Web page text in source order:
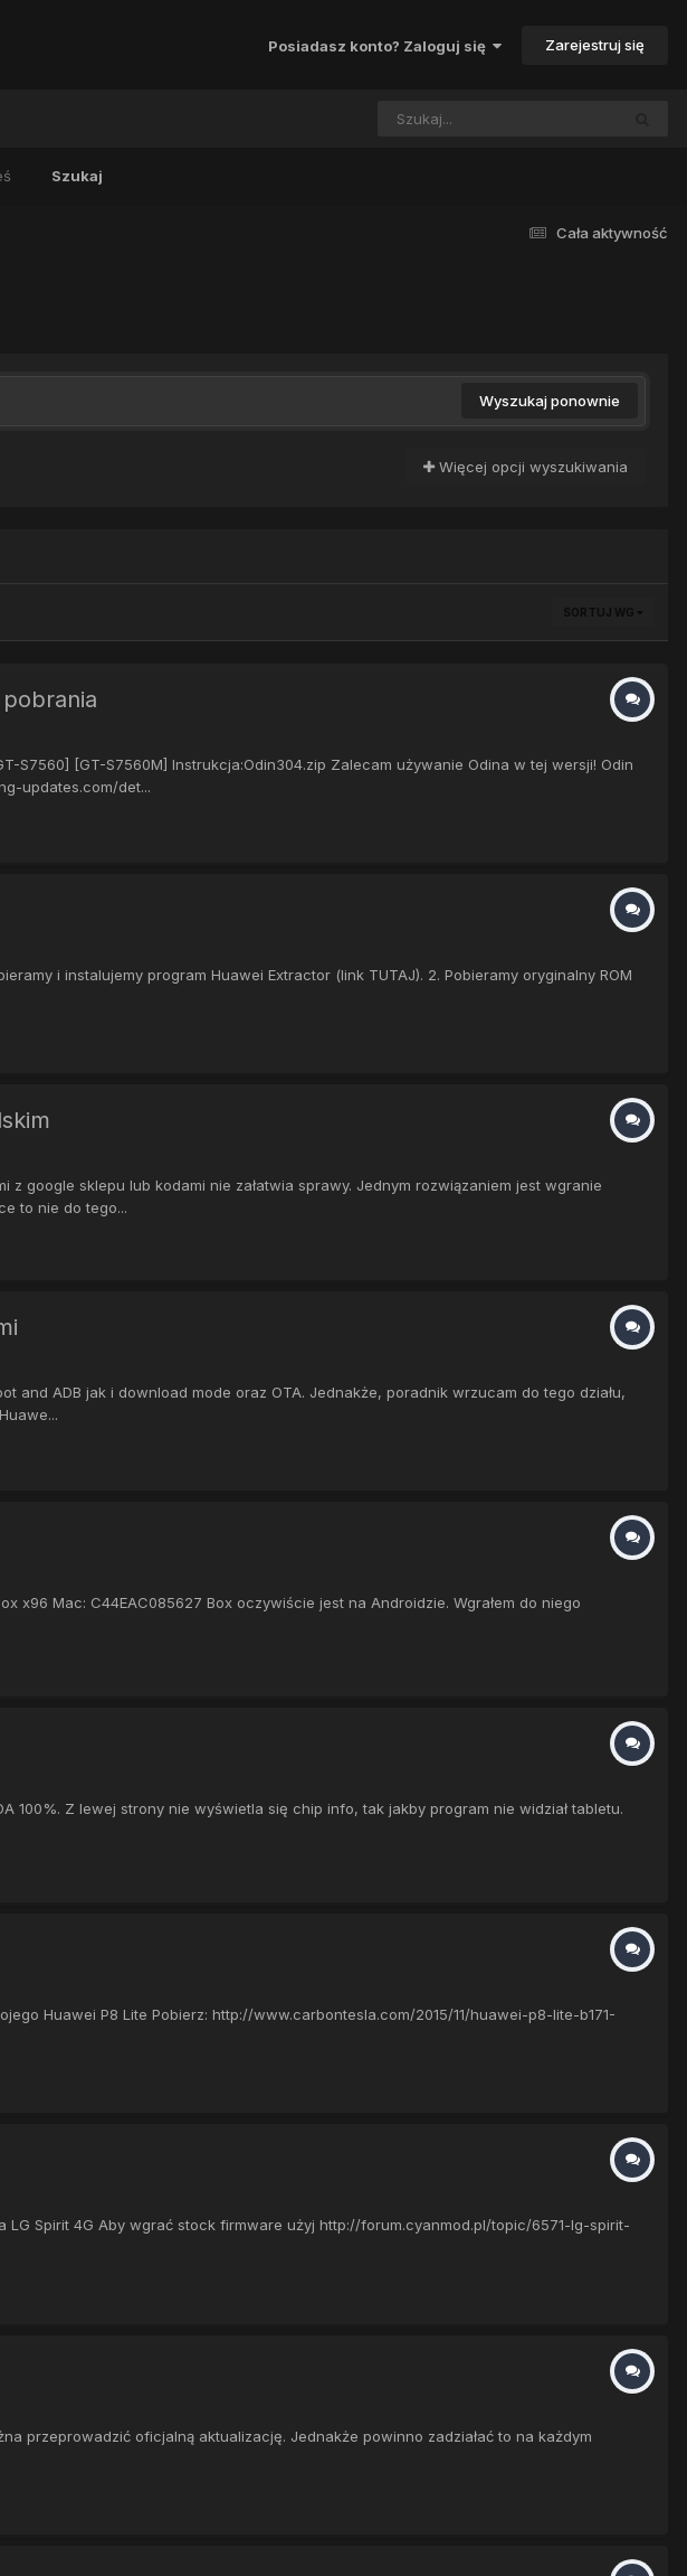
Posiadasz konto? Zaloguj się Zarejestruj się
Szukaj
Cała aktywność
Wyszukaj ponownie
Więcej opcji wyszukiwania
SORTUJ WG
S7560] [GT-S7560M] Instrukcja:Odin304.zip Zalecam używanie Odina w tej wersji! Odin
updates.com/det...
i instalujemy program Huawei Extractor (link TUTAJ). 2. Pobieramy oryginalny ROM
google sklepu lub kodami nie załatwia sprawy. Jednym rozwiązaniem jest wgranie
to nie do tego...
ADB jak i download mode oraz OTA. Jednakże, poradnik wrzucam do tego działu,
x96 Mac: C44EAC085627 Box oczywiście jest na Androidzie. Wgrałem do niego
Z lewej strony nie wyświetla się chip info, tak jakby program nie widział tabletu.
Huawei P8 Lite Pobierz: http://www.carbontesla.com/2015/11/huawei-p8-lite-b171-
Spirit 4G Aby wgrać stock firmware użyj http://forum.cyanmod.pl/topic/6571-lg-spirit-
przeprowadzić oficjalną aktualizację. Jednakże powinno zadziałać to na każdym